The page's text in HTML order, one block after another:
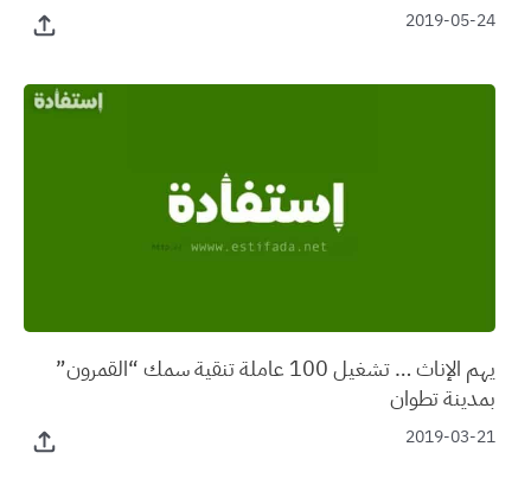
2019-05-24
يهم الإناث … تشغيل 100 عاملة تنقية سمك “القمرون”
بمدينة تطوان
2019-03-21